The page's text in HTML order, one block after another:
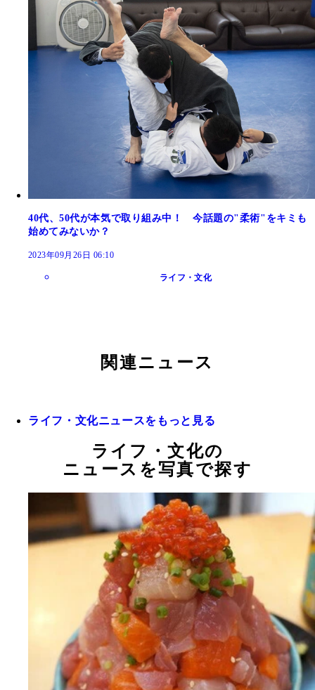
40代、50代が本気で取り組み中！ 今話題の"柔術"をキミも
始めてみないか？
2023年09月26日 06:10
ライフ・文化
関連ニュース
ライフ・文化ニュースをもっと見る
ライフ・文化の
ニュースを写真で探す